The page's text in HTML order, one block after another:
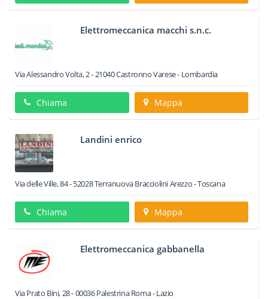
Elettromeccanica macchi s.n.c.
Via Alessandro Volta, 2-21040CastronnoVarese - Lombardia
Chiama Mappa
Landini enrico
Via delle Ville, 84-52028Terranuova BraccioliniArezzo -Toscana
Chiama Mappa
Elettromeccanica gabbanella
Via Prato Bini, 28-00036PalestrinaRoma -Lazio